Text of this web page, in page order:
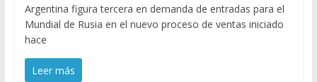
Argentina figura tercera en demanda de entradas para el
Mundial de Rusia en el nuevo proceso de ventas iniciado
hace
Leer más